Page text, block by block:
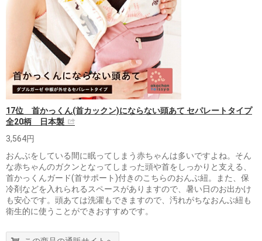
17位 首かっくん(首カックン)にならない頭あて セパレートタイプ
全20柄 日本製
3,564円
おんぶをしている間に眠ってしまう赤ちゃんは多いですよね。そん
な赤ちゃんのガクンとなってしまった頭や首をしっかりと支える、
首かっくんガード(首サポート)付きのこちらのおんぶ紐。また、保
冷剤などを入れられるスペースがありますので、暑い日のお出かけ
も安心です。頭あては洗濯もできますので、汚れがちなおんぶ紐も
衛生的に使うことができおすすめです。